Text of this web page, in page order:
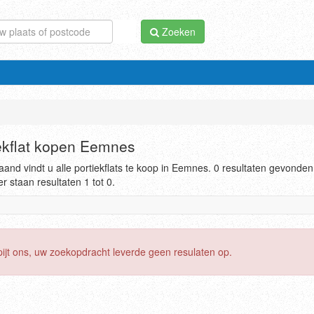
Zoeken
kopen Eemnes
vindt u alle portiekflats te koop in Eemnes. 0 resultaten
staan resultaten 1 tot 0.
ons, uw zoekopdracht leverde geen resulaten op.